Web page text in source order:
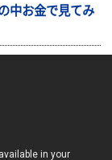
中お金で見てみ